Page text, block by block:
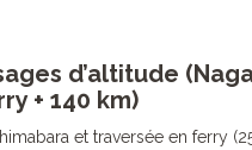
d’altitude
+ 140 km)
et traversée en ferry